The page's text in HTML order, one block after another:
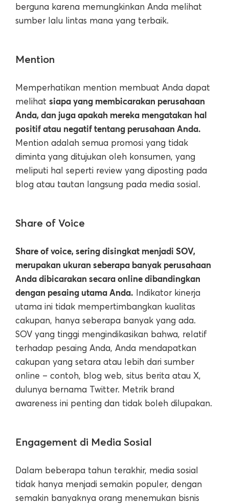
berguna karena memungkinkan Anda melihat
sumber lalu lintas mana yang terbaik.
Mention
Memperhatikan mention membuat Anda dapat
melihat siapa yang membicarakan perusahaan
Anda, dan juga apakah mereka mengatakan hal
positif atau negatif tentang perusahaan Anda.
Mention adalah semua promosi yang tidak
diminta yang ditujukan oleh konsumen, yang
meliputi hal seperti review yang diposting pada
blog atau tautan langsung pada media sosial.
Share of Voice
Share of voice, sering disingkat menjadi SOV,
merupakan ukuran seberapa banyak perusahaan
Anda dibicarakan secara online dibandingkan
dengan pesaing utama Anda. Indikator kinerja
utama ini tidak mempertimbangkan kualitas
cakupan, hanya seberapa banyak yang ada.
SOV yang tinggi mengindikasikan bahwa, relatif
terhadap pesaing Anda, Anda mendapatkan
cakupan yang setara atau lebih dari sumber
online – contoh, blog web, situs berita atau X,
dulunya bernama Twitter. Metrik brand
awareness ini penting dan tidak boleh dilupakan.
Engagement di Media Sosial
Dalam beberapa tahun terakhir, media sosial
tidak hanya menjadi semakin populer, dengan
semakin banyaknya orang menemukan bisnis